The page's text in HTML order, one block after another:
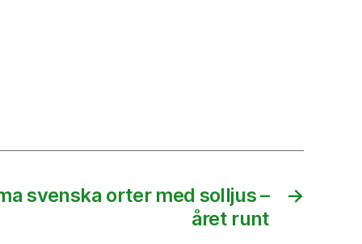
→
svenska orter med solljus –
året runt